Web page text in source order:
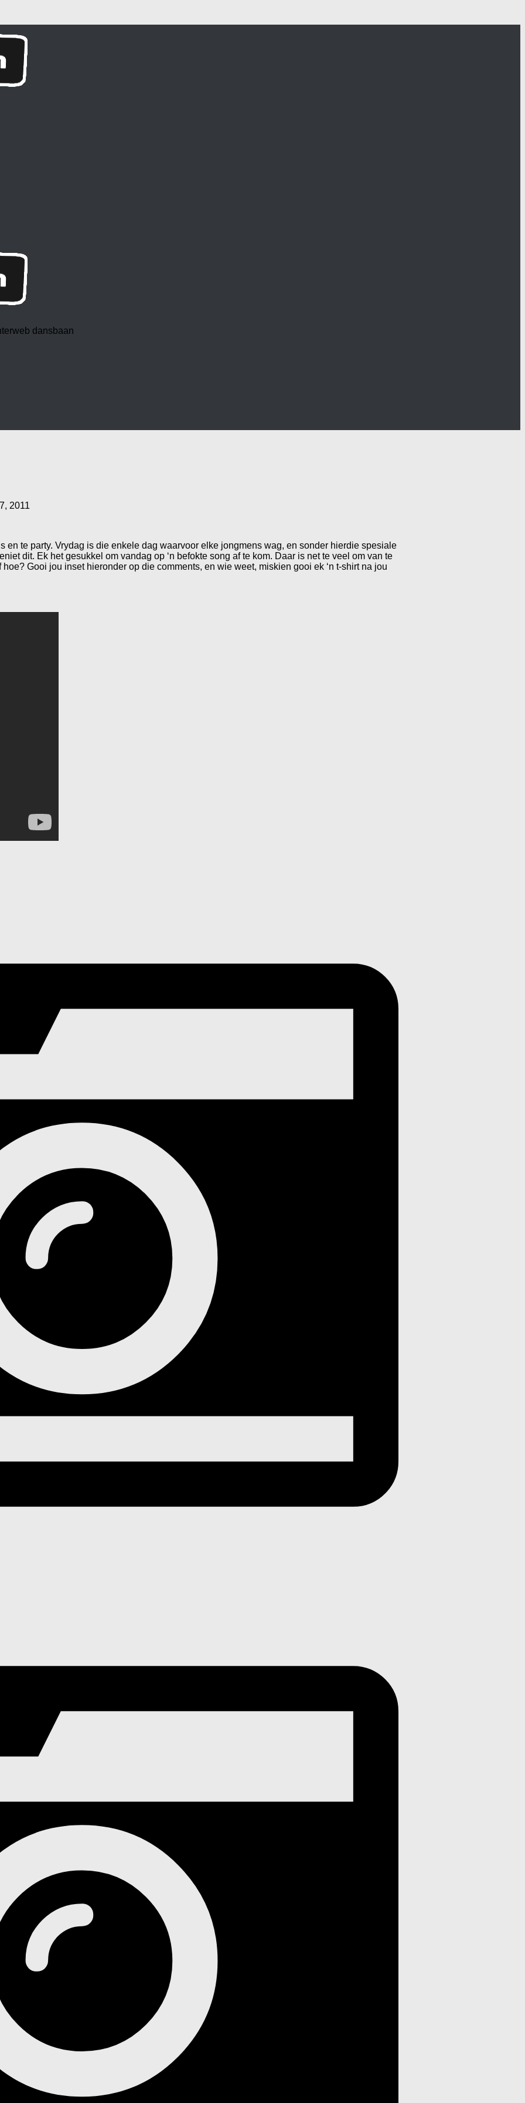
dansbaan
2011
en te party. Vrydag is die enkele dag waarvoor elke jongmens wag, en sonder hierdie spesiale
dit. Ek het gesukkel om vandag op ‘n befokte song af te kom. Daar is net te veel om van te
Gooi jou inset hieronder op die comments, en wie weet, miskien gooi ek ‘n t-shirt na jou